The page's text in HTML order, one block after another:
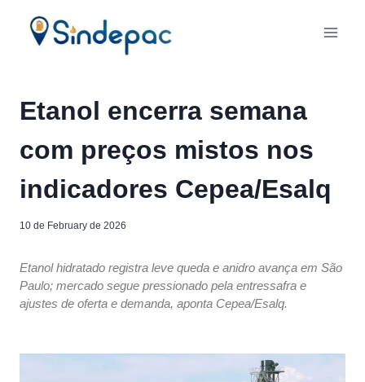
Etanol encerra semana
com preços mistos nos
indicadores Cepea/Esalq
10 de February de 2026
Etanol hidratado registra leve queda e anidro avança em São
Paulo; mercado segue pressionado pela entressafra e
ajustes de oferta e demanda, aponta Cepea/Esalq.